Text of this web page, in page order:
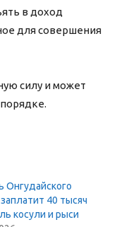
в доход
для совершения
силу и может
Онгудайского
40 тысяч
косули и рыси